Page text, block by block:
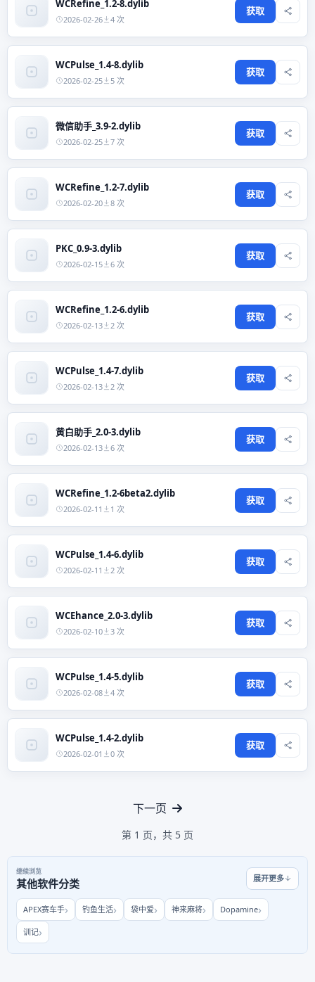
WCRefine_1.2-8.dylib
2026-02-26 4 次
获取
WCPulse_1.4-8.dylib
2026-02-25 5 次
获取
微信助手_3.9-2.dylib
2026-02-25 7 次
获取
WCRefine_1.2-7.dylib
2026-02-20 8 次
获取
PKC_0.9-3.dylib
2026-02-15 6 次
获取
WCRefine_1.2-6.dylib
2026-02-13 2 次
获取
WCPulse_1.4-7.dylib
2026-02-13 2 次
获取
黄白助手_2.0-3.dylib
2026-02-13 6 次
获取
WCRefine_1.2-6beta2.dylib
2026-02-11 1 次
获取
WCPulse_1.4-6.dylib
2026-02-11 2 次
获取
WCEhance_2.0-3.dylib
2026-02-10 3 次
获取
WCPulse_1.4-5.dylib
2026-02-08 4 次
获取
WCPulse_1.4-2.dylib
2026-02-01 0 次
获取
下一页
第 1 页，共 5 页
继续浏览
其他软件分类 展开更多
APEX赛车手 钓鱼生活 袋中爱 神来麻将 Dopamine
训记